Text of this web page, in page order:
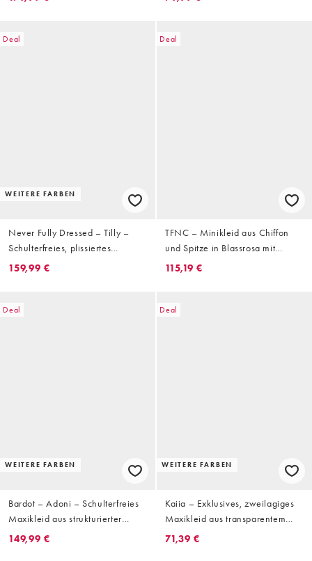
Deal
WEITERE FARBEN
Never Fully Dressed – Tilly –
Schulterfreies, plissiertes
Maxikleid mit abstraktem Print
159,99 €
Deal
TFNC – Minikleid aus Chiffon
und Spitze in Blassrosa mit
Carmen-Ausschnitt und
115,19 €
Deal
WEITERE FARBEN
Bardot – Adoni – Schulterfreies
Maxikleid aus strukturierter
Spitze in Gelb
149,99 €
Deal
WEITERE FARBEN
Kaiia – Exklusives, zweilagiges
Maxikleid aus transparentem
Mesh in Schokobraun mit
71,39 €